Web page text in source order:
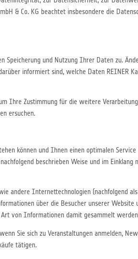
& Co. KG beachtet insbesondere die
Speicherung und Nutzung Ihrer Daten zu.
informiert sind, welche Daten REINER
Ihre Zustimmung für die weitere
ersuchen.
können und Ihnen einen optimalen
beschrieben Weise und im Einklang
andere Internettechnologien (nachfolgend
über die Besucher unserer
von Informationen damit gesammelt
Sie sich zu Veranstaltungen anmelden,
tätigen.